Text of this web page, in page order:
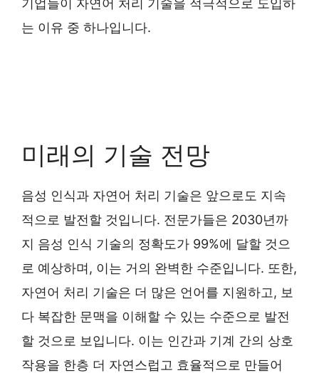
기업들이 자연어 처리 기술을 적극적으로 도입하
는 이유 중 하나입니다.
미래의 기술 전망
음성 인식과 자연어 처리 기술은 앞으로도 지속
적으로 발전할 것입니다. 전문가들은 2030년까
지 음성 인식 기술의 정확도가 99%에 달할 것으
로 예상하며, 이는 거의 완벽한 수준입니다. 또한,
자연어 처리 기술은 더 많은 언어를 지원하고, 보
다 복잡한 문맥을 이해할 수 있는 수준으로 발전
할 것으로 보입니다. 이는 인간과 기계 간의 상호
작용을 한층 더 자연스럽고 효율적으로 만들어